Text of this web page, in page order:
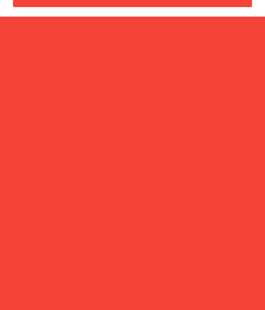
LIBERA (リベラ)